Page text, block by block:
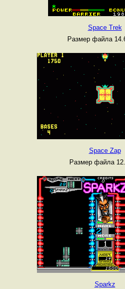
Space Trek
Размер файла
Space Zap
Размер файла
Sparkz